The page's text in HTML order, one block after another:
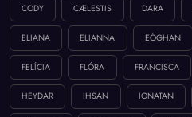
CODY CÆLESTIS DARA
ELIANA ELIANNA EÓGHAN
FELÍCIA FLÓRA FRANCISCA
HEYDAR IHSAN IONATAN